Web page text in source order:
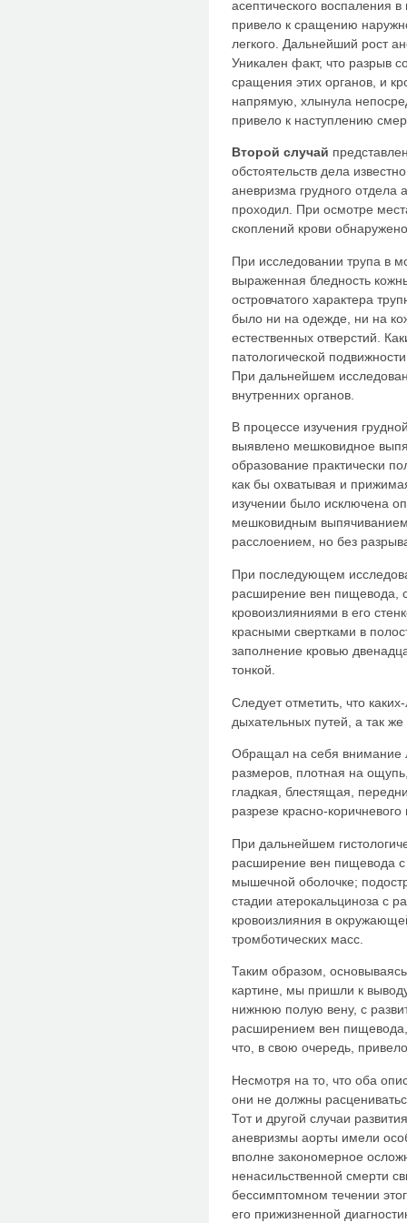
асептического воспаления
привело к сращению
легкого. Дальнейший рост
Уникален факт, что разрыв
сращения этих органов, и
напрямую, хлынула
привело к наступлению
Второй случай
обстоятельств дела
аневризма грудного отдела
проходил. При осмотре
скоплений крови
При исследовании трупа в
выраженная бледность
островчатого характера
было ни на одежде, ни на
естественных отверстий.
патологической
При дальнейшем
внутренних органов.
В процессе изучения
выявлено мешковидное
образование практически
как бы охватывая и
изучении было исключена
мешковидным
расслоением, но без
При последующем
расширение вен пищевода,
кровоизлияниями в его
красными свертками в
заполнение кровью
тонкой.
Следует отметить, что
дыхательных путей, а так
Обращал на себя внимание
размеров, плотная на
гладкая, блестящая,
разрезе красно-
При дальнейшем
расширение вен пищевода с
мышечной оболочке;
стадии атерокальциноза с
кровоизлияния в
тромботических масс.
Таким образом,
картине, мы пришли к
нижнюю полую вену, с
расширением вен
что, в свою очередь,
Несмотря на то, что оба
они не должны
Тот и другой случаи
аневризмы аорты имели
вполне закономерное
ненасильственной смерти
бессимптомном течении
его прижизненной